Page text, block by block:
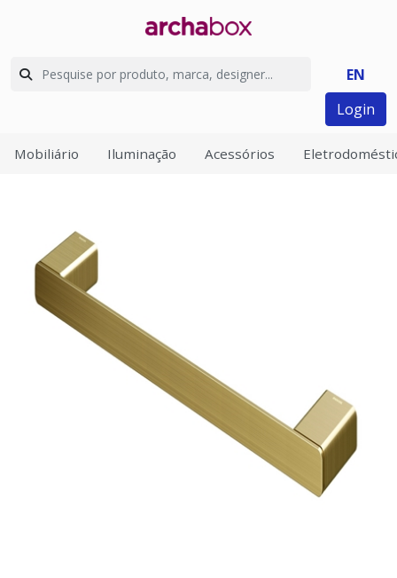
EN
Login
Mobiliário Iluminação Acessórios